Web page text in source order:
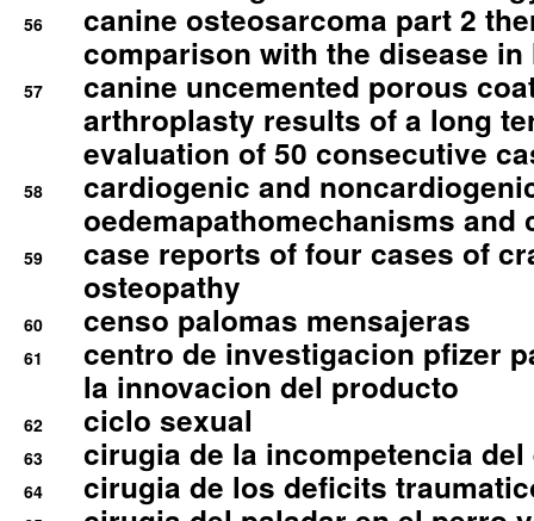
56
canine osteosarcoma part 2
comparison with the disease in
57
canine uncemented porous
arthroplasty results of a long
evaluation of 50 consecutive
58
cardiogenic and
oedemapathomechanisms and
59
case reports of four cases of
osteopathy
60 censo palomas mensajeras
61
centro de investigacion pfizer
la innovacion del producto
62 ciclo sexual
63 cirugia de la incompetencia
64 cirugia de los deficits